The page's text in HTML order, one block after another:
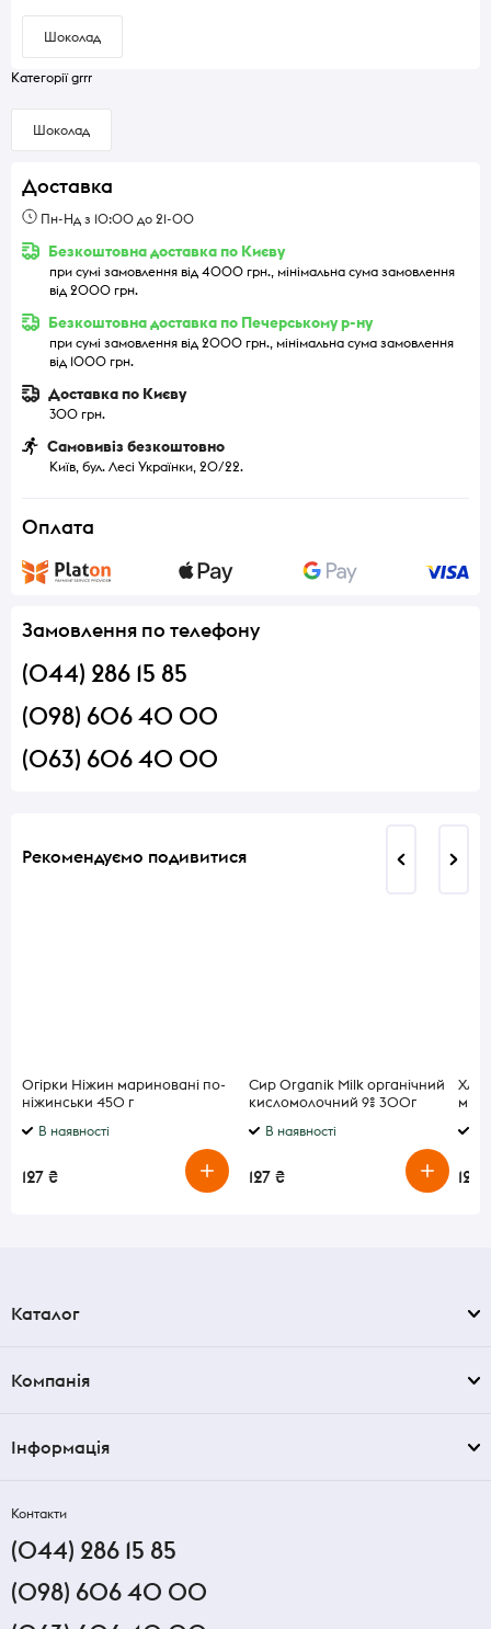
Шоколад
Категорії grrr
Шоколад
Доставка
Пн-Нд з 10:00 до 21-00
Безкоштовна доставка по Києву
при сумі замовлення від 4000 грн., мінімальна сума замовлення
від 2000 грн.
Безкоштовна доставка по Печерському р-ну
при сумі замовлення від 2000 грн., мінімальна сума замовлення
від 1000 грн.
Доставка по Києву
300 грн.
Самовивіз безкоштовно
Київ, бул. Лесі Українки, 20/22.
Оплата
Замовлення по телефону
(044) 286 15 85
(098) 606 40 00
(063) 606 40 00
Рекомендуємо подивитися
Огірки Ніжин мариновані по-
ніжинськи 450 г
В наявності
127 ₴
Сир Organik Milk органічний
кисломолочний 9% 300г
В наявності
127 ₴ 125
Каталог
Компанія
Інформація
Контакти
(044) 286 15 85
(098) 606 40 00